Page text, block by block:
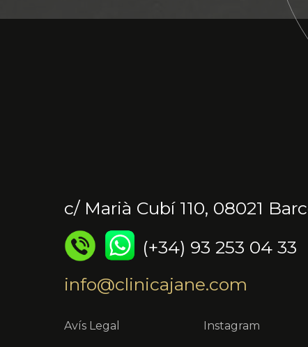
Instagram
Avís Legal
(+34) 93 253 04 33
c/ Marià Cubí 110, 08021
info@clinicajane.com